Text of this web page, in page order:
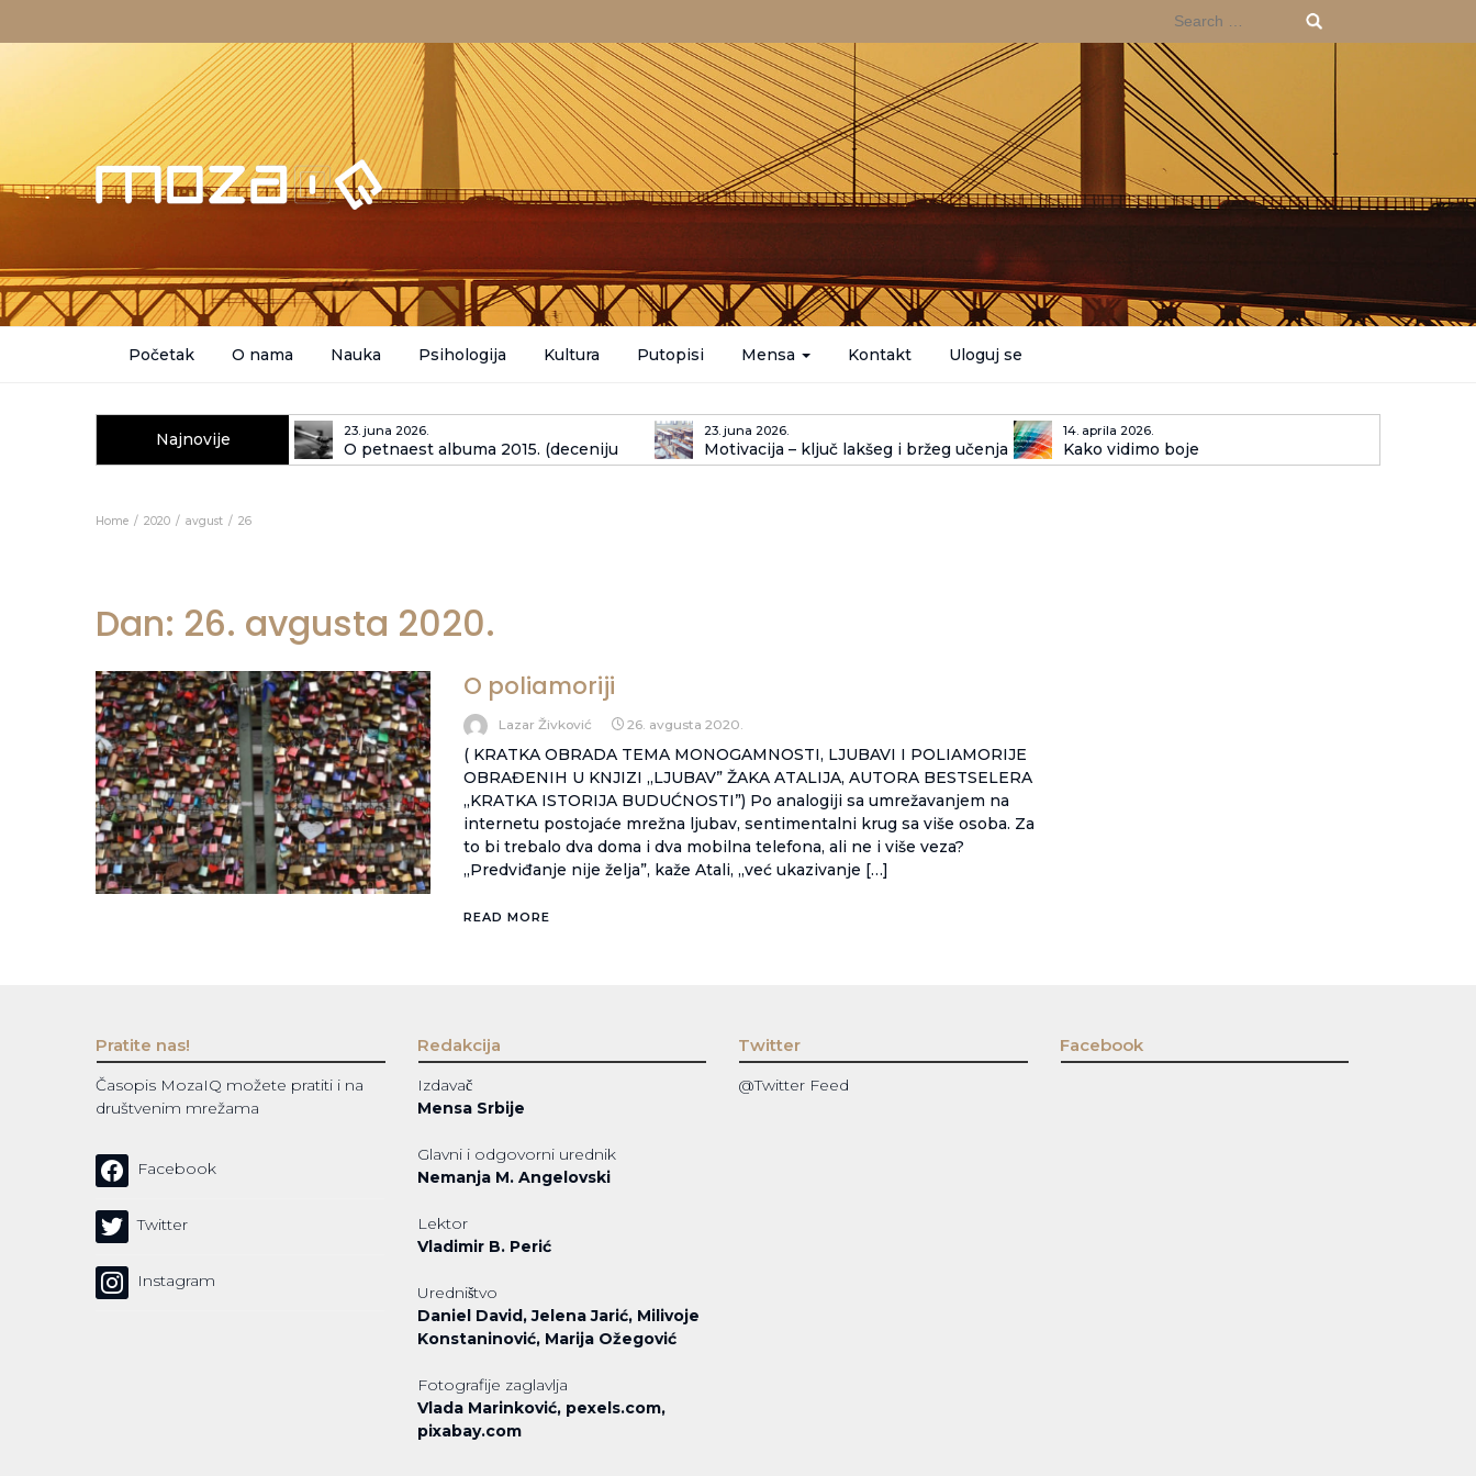
for:
Početak O nama Nauka Psihologija Kultura Putopisi Mensa Kontakt Uloguj se
Najnovije 23. juna 2026.
O petnaest albuma 2015. (deceniju
kasnije)
23. juna 2026.
Motivacija – ključ lakšeg i bržeg učenja
14. aprila 2026.
Kako vidimo boje
Home 2020 avgust 26
Dan: 26. avgusta 2020.
O poliamoriji
Lazar Živković 26. avgusta 2020.
( KRATKA OBRADA TEMA MONOGAMNOSTI, LJUBAVI I POLIAMORIJE
OBRAĐENIH U KNJIZI „LJUBAV” ŽAKA ATALIJA, AUTORA BESTSELERA
„KRATKA ISTORIJA BUDUĆNOSTI”) Po analogiji sa umrežavanjem na
internetu postojaće mrežna ljubav, sentimentalni krug sa više osoba. Za
to bi trebalo dva doma i dva mobilna telefona, ali ne i više veza?
„Predviđanje nije želja”, kaže Atali, „već ukazivanje […]
READ MORE
Pratite nas!
Časopis MozaIQ možete pratiti i na
društvenim mrežama
Facebook
Twitter
Instagram
Redakcija
Izdavač
Mensa Srbije
Glavni i odgovorni urednik
Nemanja M. Angelovski
Lektor
Vladimir B. Perić
Uredništvo
Daniel David, Jelena Jarić, Milivoje
Konstaninović, Marija Ožegović
Fotografije zaglavlja
Vlada Marinković, pexels.com,
pixabay.com
Twitter
@Twitter Feed
Facebook